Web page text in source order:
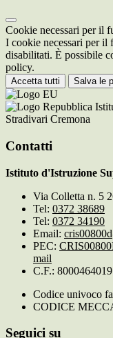
Cookie necessari per il
I cookie necessari per il
disabilitati. È possibile
policy.
Accetta tutti Salva le
Stradivari Cremona
Contatti
Istituto d'Istruzione
Via Colletta n. 5
Tel: 0372 38689
Tel: 0372 34190
Email:
PEC:
mail
C.F.:
Codice univoco
CODICE
Seguici su